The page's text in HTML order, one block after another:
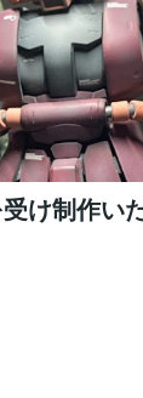
け制作い